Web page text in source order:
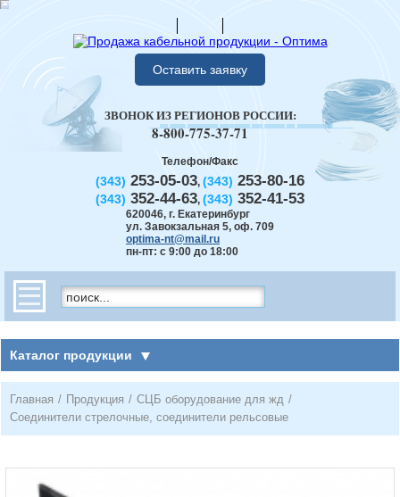
Оставить заявку
Телефон/Факс
(343) 253-05-03, (343) 253-80-16
(343) 352-44-63, (343) 352-41-53
620046, г. Екатеринбург
ул. Завокзальная 5, оф. 709
optima-nt@mail.ru
пн-пт: с 9:00 до 18:00
ЗВОНОК ИЗ РЕГИОНОВ РОССИИ:
8-800-775-37-71
Каталог продукции
Главная / Продукция / СЦБ оборудование для жд /
Соединители стрелочные, соединители рельсовые